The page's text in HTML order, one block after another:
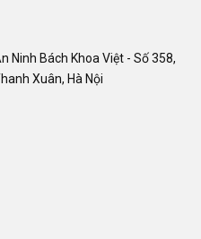
Ninh Bách Khoa Việt - Số 358,
Xuân, Hà Nội